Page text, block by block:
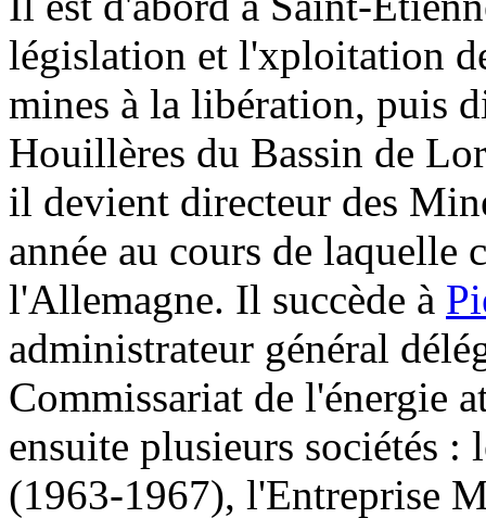
législation et l'xploitation
mines à la libération, puis
Houillères du Bassin de
il devient directeur des
année au cours de laquelle
l'Allemagne. Il succède à
administrateur général
Commissariat de l'énergie
ensuite plusieurs sociétés :
(1963-1967), l'Entreprise